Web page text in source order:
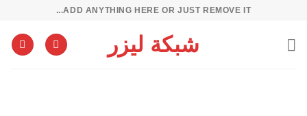
ADD ANYTHING HERE OR JUST REMOVE IT...
شبكة ليزر